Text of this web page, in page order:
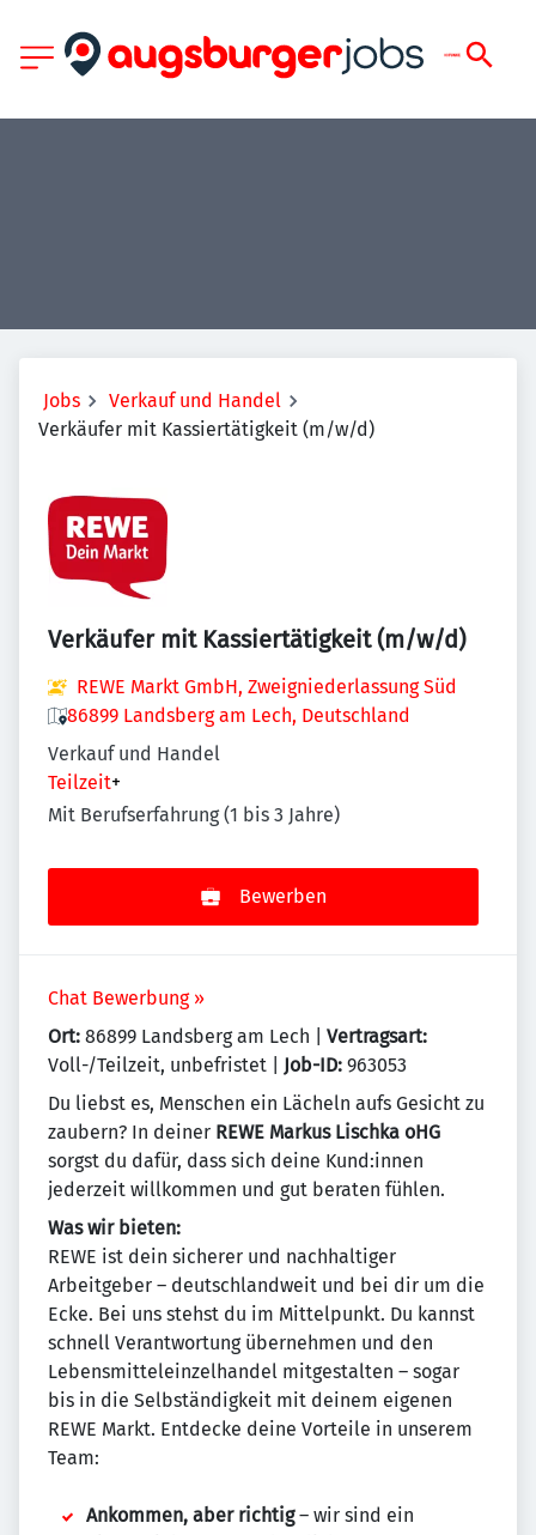
Jobs
Verkauf und Handel
Verkäufer mit Kassiertätigkeit (m/w/d)
Verkäufer mit Kassiertätigkeit (m/w/d)
REWE Markt GmbH, Zweigniederlassung Süd
86899 Landsberg am Lech, Deutschland
Verkauf und Handel
Teilzeit+
Mit Berufserfahrung (1 bis 3 Jahre)
Bewerben
Chat Bewerbung »
Ort: 86899 Landsberg am Lech | Vertragsart:
Voll-/Teilzeit, unbefristet | Job-ID: 963053
Du liebst es, Menschen ein Lächeln aufs Gesicht zu
zaubern? In deiner REWE Markus Lischka oHG
sorgst du dafür, dass sich deine Kund:innen
jederzeit willkommen und gut beraten fühlen.
Was wir bieten:
REWE ist dein sicherer und nachhaltiger
Arbeitgeber – deutschlandweit und bei dir um die
Ecke. Bei uns stehst du im Mittelpunkt. Du kannst
schnell Verantwortung übernehmen und den
Lebensmitteleinzelhandel mitgestalten – sogar
bis in die Selbständigkeit mit deinem eigenen
REWE Markt. Entdecke deine Vorteile in unserem
Team:
Ankommen, aber richtig– wir sind ein